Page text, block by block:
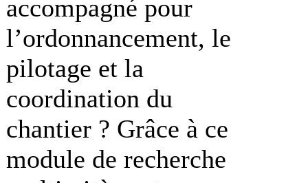
accompagné pour
l’ordonnancement, le
pilotage et la
coordination du
chantier ? Grâce à ce
module de recherche